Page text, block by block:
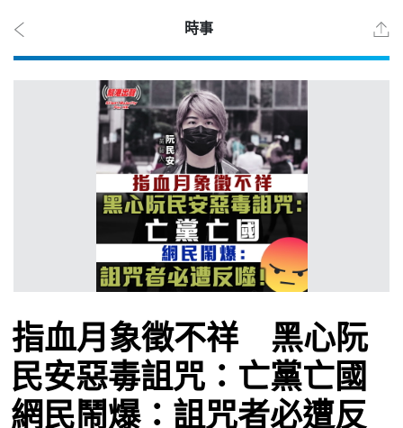
時事
觀點
博客
時事
指血月象徵不祥 黑心阮
民安惡毒詛咒：亡黨亡國
網民鬧爆：詛咒者必遭反